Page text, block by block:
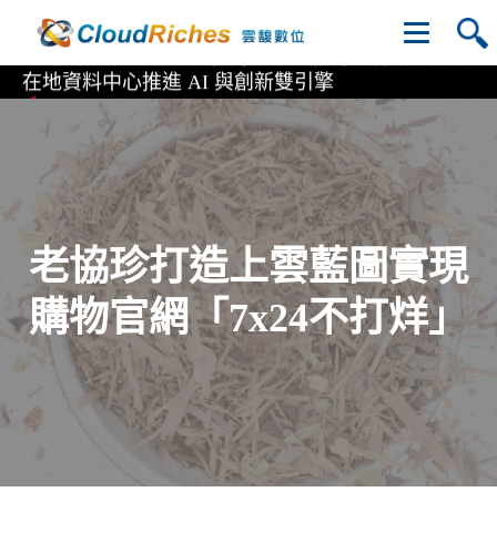
雲馥數位助金融與教育產業克服轉型痛點，微軟
在地資料中心推進 AI 與創新雙引擎
雲科大校務系統全面上雲 攜手台灣微軟、雲馥數
位實現資料落地
直擊 Microsoft AI Tour 全球巡迴 台北站 首次亮
相EP4 AI 平台
Copilot for M365 企業生產力全方位解決方案
國內企業先驅！雲馥數位率先取得Kubernetes on
Microsoft Azure 認證
老協珍打造上雲藍圖實現
購物官網「7x24不打烊」